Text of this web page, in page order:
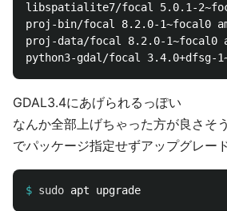
libspatialite7/focal 5.0.1-
proj-bin/focal 8.2.0-1~focal0
proj-data/focal 8.2.0-1~focal0
GDAL3.4にあげられるっぽい
なんか全部上げちゃった方が良さそ
でパッケージ指定せずアップグレー
$ sudo